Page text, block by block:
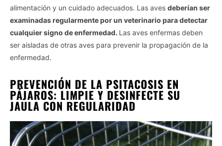
alimentación y un cuidado adecuados. Las aves deberían ser
examinadas regularmente por un veterinario para detectar
cualquier signo de enfermedad. Las aves enfermas deben
ser aisladas de otras aves para prevenir la propagación de la
enfermedad.
PREVENCIÓN DE LA PSITACOSIS EN
PÁJAROS: LIMPIE Y DESINFECTE SU
JAULA CON REGULARIDAD